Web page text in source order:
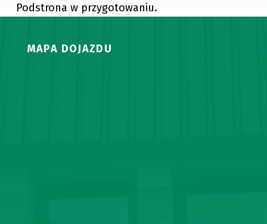
Podstrona w przygotowaniu.
Skip back to main navigation
MAPA DOJAZDU